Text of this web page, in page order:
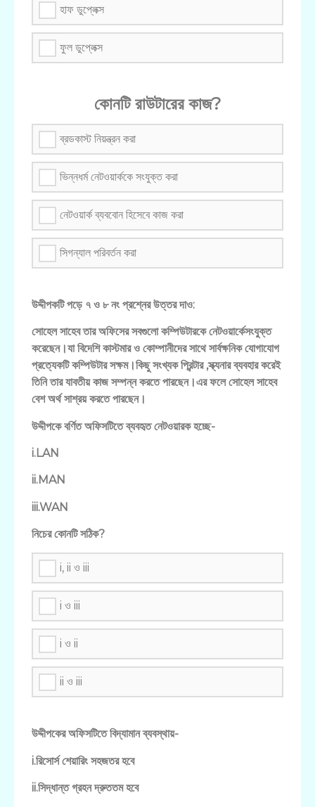
হাফ ডুপ্লেক্স
ফুল ডুপ্লেক্স
কোনটি রাউটারের কাজ?
ব্রডকাস্ট নিয়ন্ত্রন করা
ভিন্নধর্ম নেটওয়ার্ককে সংযুক্ত করা
নেটওয়ার্ক ব্যববোন হিসেবে কাজ করা
সিগন্যাল পরিবর্তন করা
উদ্দীপকটি পড়ে ৭ ও ৮ নং প্রশ্নের উত্তর দাও:
সোহেল সাহেব তার অফিসের সবগুলো কম্পিউটারকে নেটওয়ার্কেসংযুক্ত
করেছেন।যা বিদেশি কাস্টমার ও কোম্পানীদের সাথে সার্বক্ষনিক যোগাযোগ
প্রত্যেকটি কম্পিউটার সক্ষম।কিছু সংখ্যক প্রিন্টার ,স্ক্যনার ব্যবহার করেই
তিনি তার যাবতীয় কাজ সম্পন্ন করতে পারছেন।এর ফলে সোহেল সাহেব
বেশ অর্থ সাশ্রয় করতে পারছেন।
উদ্দীপকে বর্ণিত অফিসটিতে ব্যবহৃত নেটওয়ারক হচ্ছে-
i.LAN
ii.MAN
iii.WAN
নিচের কোনটি সঠিক?
i, ii ও iii
i ও iii
i ও ii
ii ও iii
উদ্দীপকের অফিসটিতে বিদ্যামান ব্যবস্থায়-
i.রিসোর্স শেয়ারিং সহজতর হবে
ii.সিদ্ধান্ত গ্রহন দ্রুততম হবে